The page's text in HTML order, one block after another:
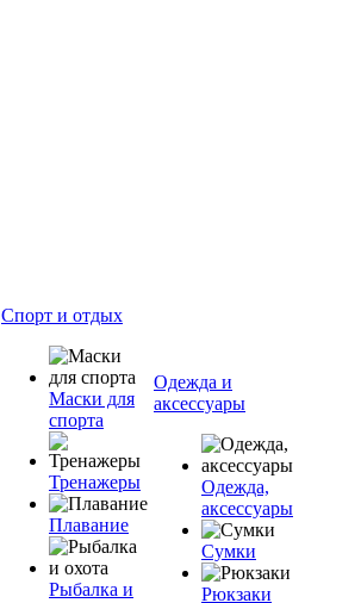
Спорт и отдых
Маски для
спорта
Тренажеры
Плавание
Рыбалка и
Одежда и
аксессуары
Одежда,
аксессуары
Сумки
Рюкзаки